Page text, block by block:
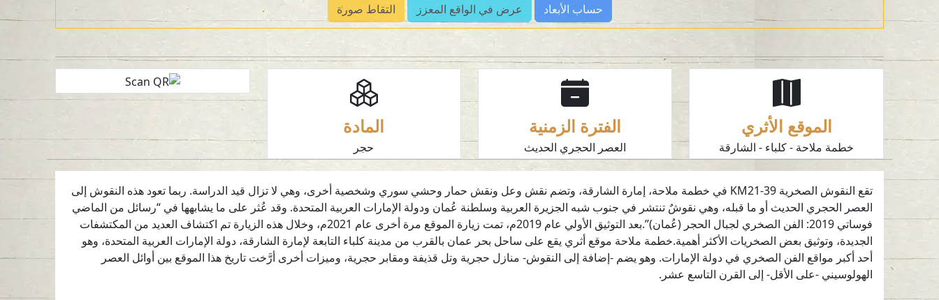
حساب الأبعاد عرض في الواقع المعزز التقاط صورة
الموقع الأثري
خطمة ملاحة - كلباء - الشارقة
الفترة الزمنية
العصر الحجري الحديث
المادة
حجر
تقع النقوش الصخرية KM21-39 في خطمة ملاحة، إمارة الشارقة، وتضم نقش وعل ونقش حمار وحشي سوري وشخصية أخرى، وهي لا تزال قيد الدراسة. ربما تعود هذه النقوش إلى
العصر الحجري الحديث أو ما قبله، وهي نقوشٌ تنتشر في جنوب شبه الجزيرة العربية وسلطنة عُمان ودولة الإمارات العربية المتحدة. وقد عُثر على ما يشابهها في “رسائل من الماضي
فوساتي 2019: الفن الصخري لجبال الحجر (عُمان)”.بعد التوثيق الأولي عام 2019م، تمت زيارة الموقع مرة أخرى عام 2021م، وخلال هذه الزيارة تم اكتشاف العديد من المكتشفات
الجديدة، وتوثيق بعض الصخريات الأكثر أهمية.خطمة ملاحة موقع أثري يقع على ساحل بحر عمان بالقرب من مدينة كلباء التابعة لإمارة الشارقة، دولة الإمارات العربية المتحدة، وهو
أحد أكبر مواقع الفن الصخري في دولة الإمارات. وهو يضم -إضافة إلى النقوش- منازل حجرية وتل قذيفة ومقابر حجرية، وميزات أخرى أرَّخت تاريخ هذا الموقع بين أوائل العصر
الهولوسيني -على الأقل- إلى القرن التاسع عشر.